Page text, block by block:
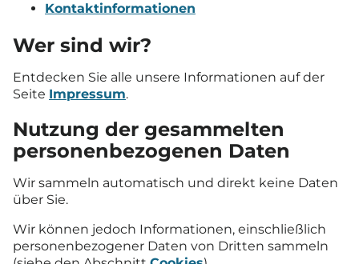
Kontaktinformationen
Wer sind wir?
Entdecken Sie alle unsere Informationen auf der
Seite Impressum.
Nutzung der gesammelten
personenbezogenen Daten
Wir sammeln automatisch und direkt keine Daten
über Sie.
Wir können jedoch Informationen, einschließlich
personenbezogener Daten von Dritten sammeln